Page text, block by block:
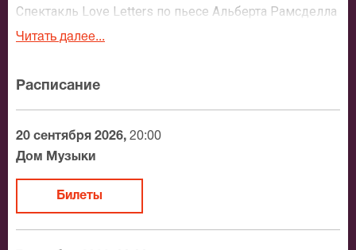
Спектакль Love Letters по пьесе Альберта Рамсделла
Генри - о двоих, которые пишут друг другу всю
Читать далее...
Расписание
20 сентября 2026, 20:00
Дом Музыки
Билеты